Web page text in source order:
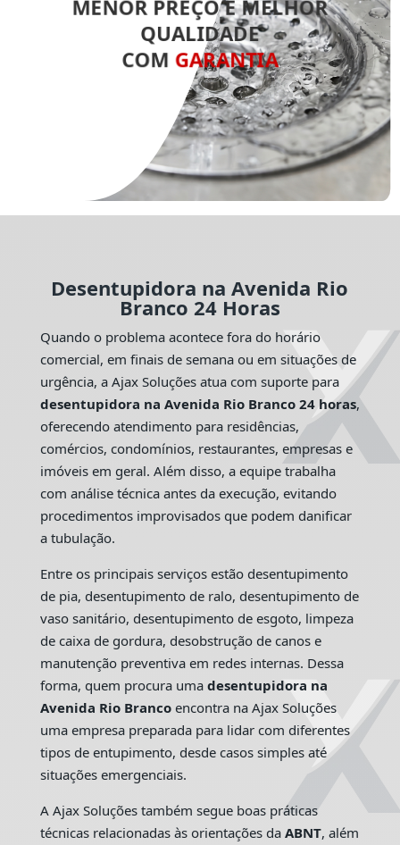
MENOR PREÇO E MELHOR
QUALIDADE
COM GARANTIA
Desentupidora na Avenida Rio
Branco 24 Horas
Quando o problema acontece fora do horário
comercial, em finais de semana ou em situações de
urgência, a Ajax Soluções atua com suporte para
desentupidora na Avenida Rio Branco 24 horas,
oferecendo atendimento para residências,
comércios, condomínios, restaurantes, empresas e
imóveis em geral. Além disso, a equipe trabalha
com análise técnica antes da execução, evitando
procedimentos improvisados que podem danificar
a tubulação.
Entre os principais serviços estão desentupimento
de pia, desentupimento de ralo, desentupimento de
vaso sanitário, desentupimento de esgoto, limpeza
de caixa de gordura, desobstrução de canos e
manutenção preventiva em redes internas. Dessa
forma, quem procura uma desentupidora na
Avenida Rio Brancoencontra na Ajax Soluções
uma empresa preparada para lidar com diferentes
tipos de entupimento, desde casos simples até
situações emergenciais.
A Ajax Soluções também segue boas práticas
técnicas relacionadas às orientações da ABNT, além